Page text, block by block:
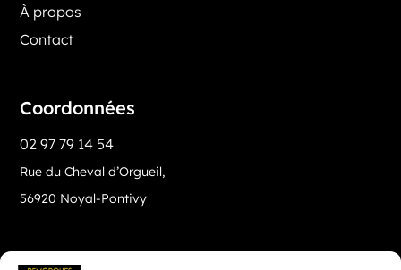
À propos
Contact
Coordonnées
02 97 79 14 54
Rue du Cheval d’Orgueil,
56920 Noyal-Pontivy